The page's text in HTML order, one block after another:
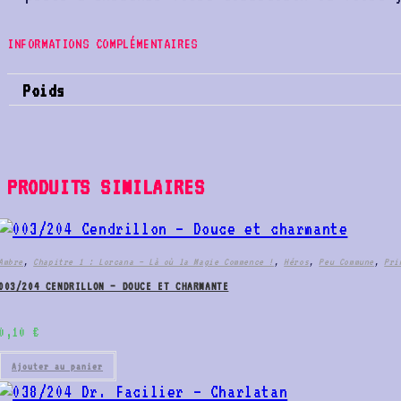
INFORMATIONS COMPLÉMENTAIRES
Poids
PRODUITS SIMILAIRES
, Chapitre 1 : Lorcana – Là où la Magie Commence ! , Héros, Peu Commune ,
204 CENDRILLON – DOUCE ET CHARMANTE
€
Ajouter au panier